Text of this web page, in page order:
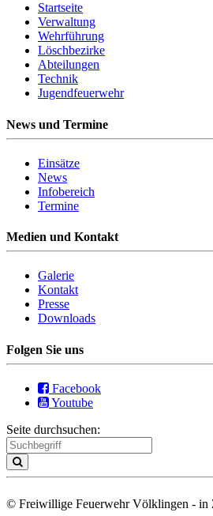
Startseite
Verwaltung
Wehrführung
Löschbezirke
Abteilungen
Technik
Jugendfeuerwehr
News und Termine
Einsätze
News
Infobereich
Termine
Medien und Kontakt
Galerie
Kontakt
Presse
Downloads
Folgen Sie uns
Facebook
Youtube
Seite durchsuchen:
© Freiwillige Feuerwehr Völklingen - in